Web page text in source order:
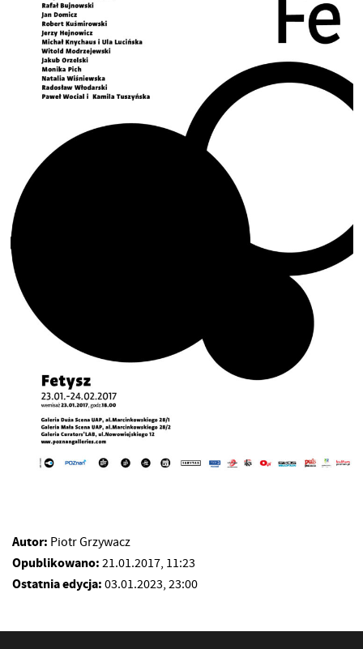
Autor: Piotr Grzywacz
Opublikowano: 21.01.2017, 11:23
Ostatnia edycja: 03.01.2023, 23:00